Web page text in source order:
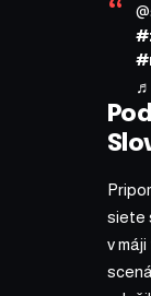
♬
siete
v